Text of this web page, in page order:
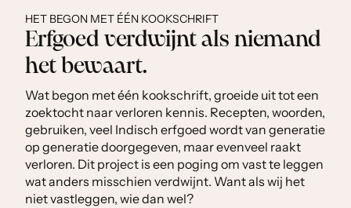
HET BEGON MET ÉÉN KOOKSCHRIFT
Erfgoed verdwijnt als niemand
het bewaart.
Wat begon met één kookschrift, groeide uit tot een
zoektocht naar verloren kennis. Recepten, woorden,
gebruiken, veel Indisch erfgoed wordt van generatie
op generatie doorgegeven, maar evenveel raakt
verloren. Dit project is een poging om vast te leggen
wat anders misschien verdwijnt. Want als wij het
niet vastleggen, wie dan wel?